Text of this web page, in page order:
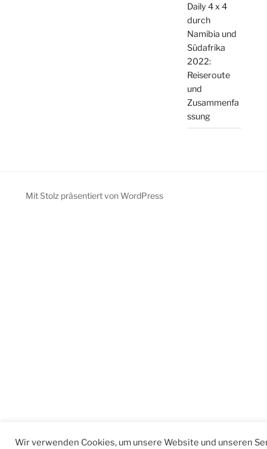
Daily 4 x 4
durch
Namibia und
Südafrika
2022:
Reiseroute
und
Zusammenfa
ssung
Mit Stolz präsentiert von WordPress
Wir verwenden Cookies, um unsere Website und unseren